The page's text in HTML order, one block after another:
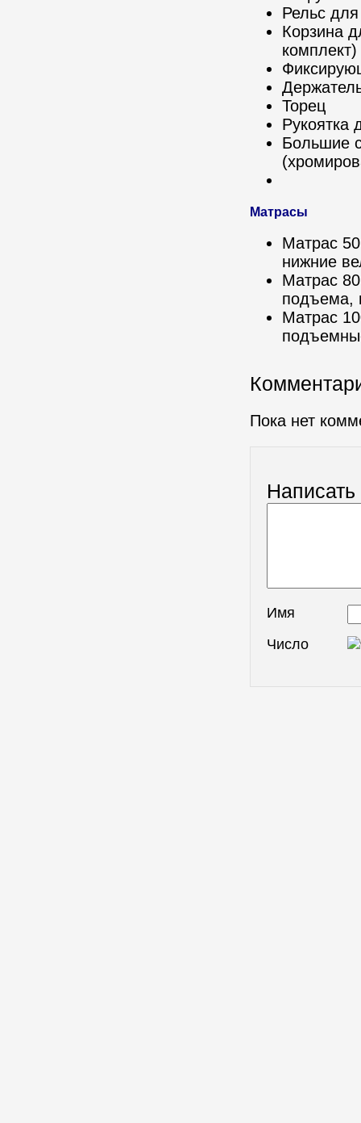
Рельс
Корзина
комплект)
Торец
Рукоятка
Большие
Матрасы
Матрас
нижние
Матрас
подъема,
Матрас
Пока нет
Имя
Число